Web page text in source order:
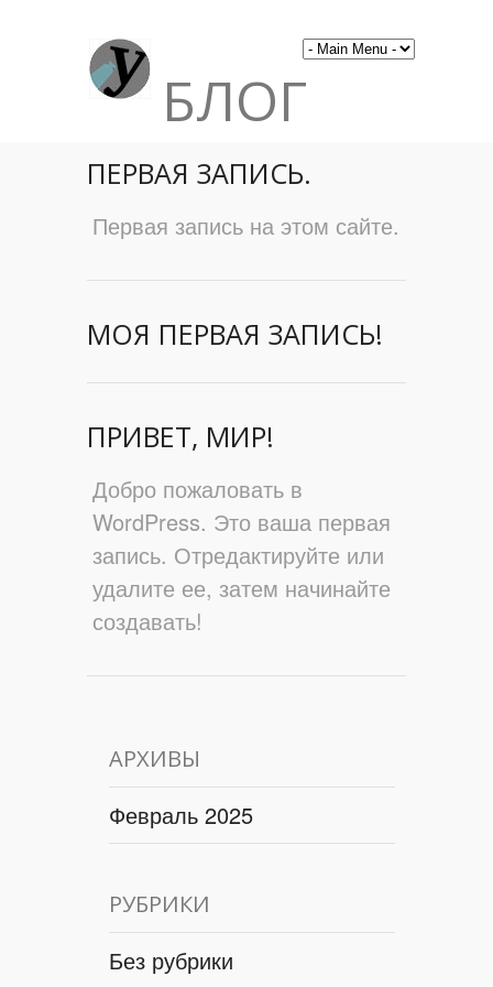
БЛОГ
ПЕРВАЯ ЗАПИСЬ.
Первая запись на этом сайте.
МОЯ ПЕРВАЯ ЗАПИСЬ!
ПРИВЕТ, МИР!
Добро пожаловать в
WordPress. Это ваша первая
запись. Отредактируйте или
удалите ее, затем начинайте
создавать!
АРХИВЫ
Февраль 2025
РУБРИКИ
Без рубрики